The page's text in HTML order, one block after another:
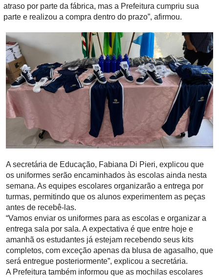
atraso por parte da fábrica, mas a Prefeitura cumpriu sua
parte e realizou a compra dentro do prazo”, afirmou.
A secretária de Educação, Fabiana Di Pieri, explicou que
os uniformes serão encaminhados às escolas ainda nesta
semana. As equipes escolares organizarão a entrega por
turmas, permitindo que os alunos experimentem as peças
antes de recebê-las.
“Vamos enviar os uniformes para as escolas e organizar a
entrega sala por sala. A expectativa é que entre hoje e
amanhã os estudantes já estejam recebendo seus kits
completos, com exceção apenas da blusa de agasalho, que
será entregue posteriormente”, explicou a secretária.
A Prefeitura também informou que as mochilas escolares